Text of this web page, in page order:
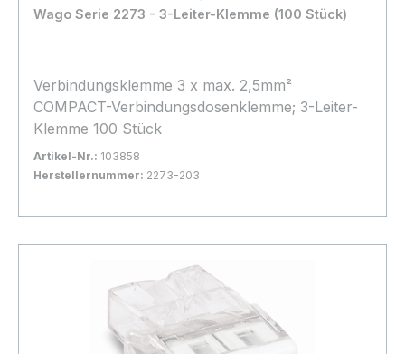
Wago Serie 2273 - 3-Leiter-Klemme (100 Stück)
Verbindungsklemme 3 x max. 2,5mm²
COMPACT-Verbindungsdosenklemme; 3-Leiter-
Klemme 100 Stück
Artikel-Nr.: 103858
Herstellernummer: 2273-203
In den Warenkorb